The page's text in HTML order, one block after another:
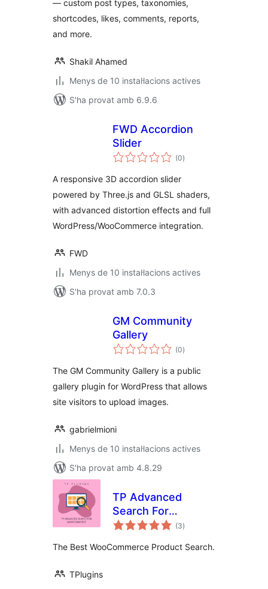
— custom post types, taxonomies,
shortcodes, likes, comments, reports,
and more.
Shakil Ahamed
Menys de 10 instal·lacions actives
S'ha provat amb 6.9.6
FWD Accordion
Slider
(0puntuacions
totals
)
A responsive 3D accordion slider
powered by Three.js and GLSL shaders,
with advanced distortion effects and full
WordPress/WooCommerce integration.
FWD
Menys de 10 instal·lacions actives
S'ha provat amb 7.0.3
GM Community
Gallery
(0puntuacions
totals
)
The GM Community Gallery is a public
gallery plugin for WordPress that allows
site visitors to upload images.
gabrielmioni
Menys de 10 instal·lacions actives
S'ha provat amb 4.8.29
TP Advanced
Search For
WooCommerce
(3puntuacions
totals
)
The Best WooCommerce Product Search.
TPlugins